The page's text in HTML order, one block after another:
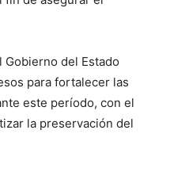
del Estado
para fortalecer las
este período, con el
la preservación del